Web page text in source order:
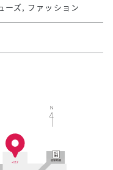
ーズ, ファッション